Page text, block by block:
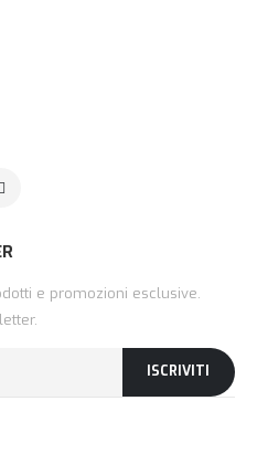
e promozioni esclusive.
ISCRIVITI